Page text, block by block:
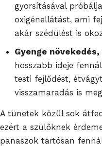
gyorsításával
oxigénellátást, ami
akár szédülést is
Gyenge
hosszabb ideje
testi fejlődést,
visszamaradás is
A tünetek közül sok
ezért a szülőknek
panaszok tartósan